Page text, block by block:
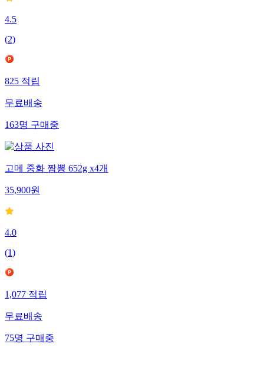
4.5
(2)
825 적립
무료배송
163명 구매중
고메 중화 짬뽕 652g x4개
35,900원
4.0
(1)
1,077 적립
무료배송
75명 구매중